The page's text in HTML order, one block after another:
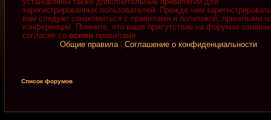
установлены также дополнительные привилегии для
зарегистрированных пользователей. Прежде чем
вам следует ознакомиться с правилами и политикой, принятыми
конференции. Помните, что ваше присутствие на форумах
согласие со всеми правилами.
Общие правила| Соглашение о конфиденциальности
Список форумов